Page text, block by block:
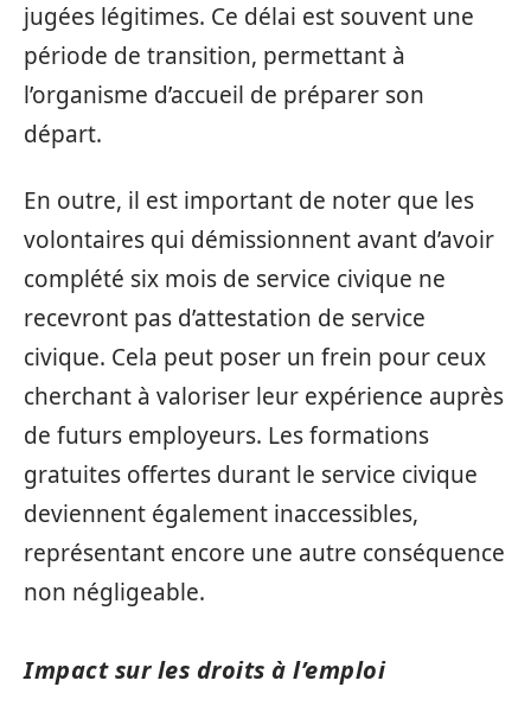
jugées légitimes. Ce délai est souvent une
période de transition, permettant à
l’organisme d’accueil de préparer son
départ.
En outre, il est important de noter que les
volontaires qui démissionnent avant d’avoir
complété six mois de service civique ne
recevront pas d’attestation de service
civique. Cela peut poser un frein pour ceux
cherchant à valoriser leur expérience auprès
de futurs employeurs. Les formations
gratuites offertes durant le service civique
deviennent également inaccessibles,
représentant encore une autre conséquence
non négligeable.
Impact sur les droits à l’emploi